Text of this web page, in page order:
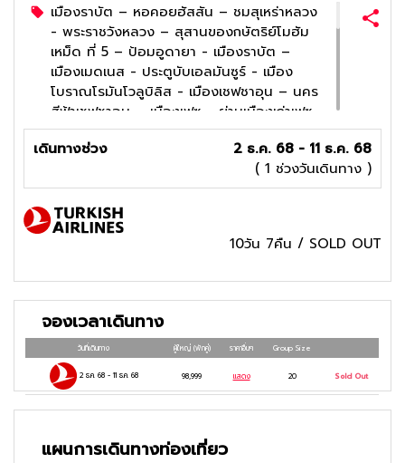
เมืองราบัต – หอคอยฮัสสัน – ชมสุเหร่าหลวง
- พระราชวังหลวง – สุสานของกษัตริย์โมฮัม
เหม็ด ที่ 5 – ป้อมอูดายา - เมืองราบัต –
เมืองเมดเนส - ประตูบับเอลมันซูร์ - เมือง
โบราณโรมันโวลูบิลิส - เมืองเชฟชาอุน – นคร
สีฟ้าเชฟชาอูน – เมืองเฟซ - ย่านเมืองเก่าเฟซ
- ประตู– เมืองเออร์ฟอร์ด - เมืองเมอร์ซูก้า
(ทะเลทรายซาฮาร่า)สีน้ำเงิน - เมเดอร์ซา บุอ์
มาเนีย – ตลาดซูกเอลอัตตารีน - น้ำพุ
ธรรมชาติ - สุเหร่าใหญ่ไคเราวัน - บ่อฟอกและ
ย้อมสีหนัง – ประตูพระราชวังหลวงแห่งเฟส –
เมืองอิเฟรน - เมืองมิเดล - ซี่อูฐรับแสงอรุณ
ณ ทะเลทรายชาฮาร่า - เมืองเมอร์ซูก้า -
Atlas Corporation Studios - ป้อมทาเริท -
เมืองมาราเกช - เมืองไอท์ เบนฮาดดู – ป้อม
ไอท์ เบนฮาดดู – พระราชวังบาเฮีย – จัตุรัส
กลางเมือง – สวนจาร์ดีน มาจอแรล – เมือง
คาซาซาบลังก้า – สุเหร่าแห่งกษัตริย์ ฮัสขันที่
2 – โมร็อกโกมออลล์ – เมืองคาซาบลังก้า –
เดินทางช่วง
2 ธ.ค. 68 - 11 ธ.ค. 68
( 1 ช่วงวันเดินทาง )
10วัน 7คืน / SOLD OUT
จองเวลาเดินทาง
วันที่เดินทาง ผู้ใหญ่ (พักคู่) ราคาอื่นๆ Group Size
2 ธ.ค. 68- 11 ธ.ค. 68 98,999 แสดง 20 Sold Out
แผนการเดินทางท่องเที่ยว